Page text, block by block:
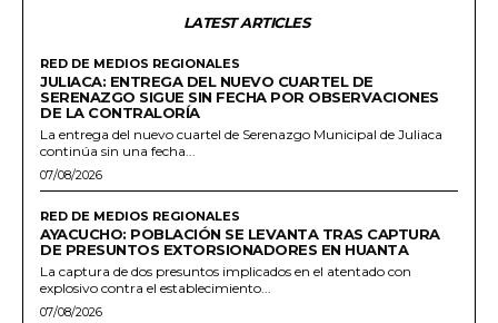
LATEST ARTICLES
RED DE MEDIOS REGIONALES
JULIACA: ENTREGA DEL NUEVO CUARTEL DE
SERENAZGO SIGUE SIN FECHA POR OBSERVACIONES
DE LA CONTRALORÍA
La entrega del nuevo cuartel de Serenazgo Municipal de Juliaca
continúa sin una fecha...
07/08/2026
RED DE MEDIOS REGIONALES
AYACUCHO: POBLACIÓN SE LEVANTA TRAS CAPTURA
DE PRESUNTOS EXTORSIONADORES EN HUANTA
La captura de dos presuntos implicados en el atentado con
explosivo contra el establecimiento...
07/08/2026